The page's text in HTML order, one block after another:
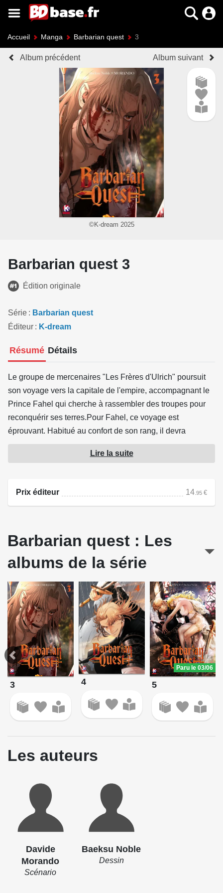
Accueil Manga Barbarian quest 3
Album précédent Album suivant
©K-dream 2025
Barbarian quest 3
Édition originale
Série
Barbarian quest
Éditeur
K-dream
Résumé Détails
Le groupe de mercenaires "Les Frères d'Ulrich" poursuit
son voyage vers la capitale de l'empire, accompagnant le
Prince Fahel qui cherche à rassembler des troupes pour
reconquérir ses terres.Pour Fahel, ce voyage est
éprouvant. Habitué au confort de son rang, il devra
s'endurcir au contact d'Ulrich et développer les qualités
nécessaires pour devenir un futur suzerain. D'autant plus
Source : K-dream
Lire la suite
Prix éditeur 14.95 €
Barbarian quest : Les
albums de la série
3 4
Paru le 03/06
5
Les auteurs
Davide
Morando
Scénario
Baeksu Noble
Dessin